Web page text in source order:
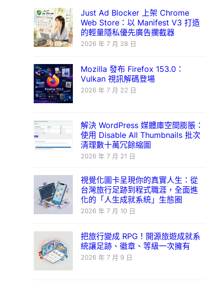
Just Ad Blocker 上架 Chrome
Web Store：以 Manifest V3 打造
的輕量隱私優先廣告攔截器
2026 年 7 月 28 日
Mozilla 發布 Firefox 153.0：
Vulkan 視訊解碼登場
2026 年 7 月 22 日
解決 WordPress 媒體庫空間膨脹：
使用 Disable All Thumbnails 批次
清理數十萬冗餘縮圖
2026 年 7 月 21 日
視覺化圖卡呈現你的真實人生：從
台灣旅行足跡到程式職涯，全面進
化的「人生成就系統」生態圈
2026 年 7 月 10 日
把旅行變成 RPG！開源旅遊成就系
統讓足跡、徽章、等級一次擁有
2026 年 7 月 9 日